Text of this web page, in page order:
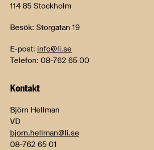
114 85 Stockholm
Besök: Storgatan 19
E-post: info@li.se
Telefon: 08-762 65 00
Kontakt
Björn Hellman
VD
bjorn.hellman@li.se
08-762 65 01